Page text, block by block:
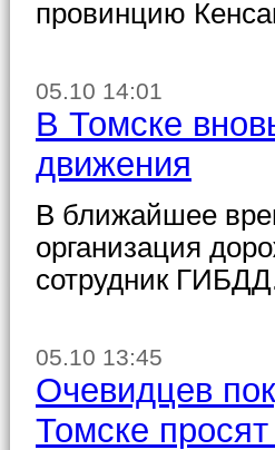
провинцию
05.10 14:01
В Томске
движения
В ближайшее
организация
сотрудник
05.10 13:45
Очевидцев
Томске